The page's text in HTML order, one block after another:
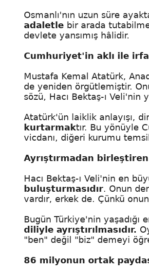
Osmanlı'nın uzun süre
adaletle bir arada
devlete yansımış hâlidir.
Cumhuriyet'in aklı ile
Mustafa Kemal Atatürk,
de yeniden örgütlemiştir.
sözü, Hacı Bektaş-ı Veli'nin
Atatürk'ün laiklik anlayışı,
kurtarmaktır. Bu yönüyle
vicdanı, diğeri kurumu
Ayrıştırmadan
Hacı Bektaş-ı Veli'nin en
buluşturmasıdır. Onun
vardır, erkek de. Çünkü
Bugün Türkiye'nin
diliyle ayrıştırılmasıdır.
"ben" değil "biz" demeyi
86 milyonun ortak